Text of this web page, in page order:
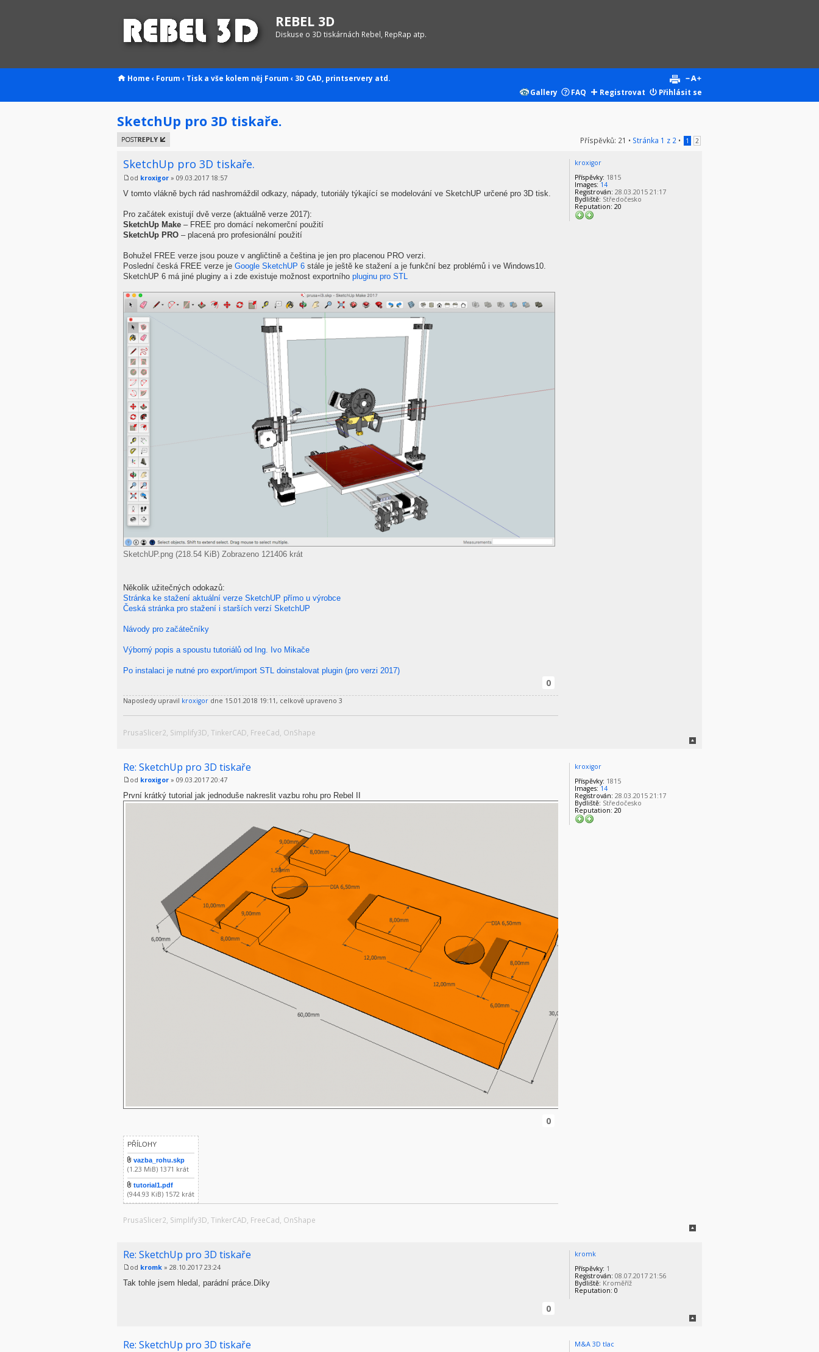
REBEL 3D
Diskuse o 3D tiskárnách Rebel, RepRap atp.
Home ‹ Forum ‹ Tisk a vše kolem něj Forum ‹ 3D CAD, printservery atd.
Gallery
FAQ Registrovat Přihlásit se
SketchUp pro 3D tiskaře.
Odeslat
odpověď
Příspěvků: 21 • Stránka 1 z 2 • 1 2
SketchUp pro 3D tiskaře.
od kroxigor » 09.03.2017 18:57
V tomto vlákně bych rád nashromáždil odkazy, nápady, tutoriály týkající se modelování ve SketchUP určené pro 3D tisk.
Pro začátek existují dvě verze (aktuálně verze 2017):
SketchUp Make – FREE pro domácí nekomerční použití
SketchUp PRO – placená pro profesionální použití
Bohužel FREE verze jsou pouze v angličtině a čeština je jen pro placenou PRO verzi.
Poslední česká FREE verze je Google SketchUP 6 stále je ještě ke stažení a je funkční bez problémů i ve Windows10.
SketchUP 6 má jiné pluginy a i zde existuje možnost exportního pluginu pro STL
SketchUP.png (218.54 KiB) Zobrazeno 121406 krát
Několik užitečných odokazů:
Stránka ke stažení aktuální verze SketchUP přímo u výrobce
Česká stránka pro stažení i starších verzí SketchUP
Návody pro začátečníky
Výborný popis a spoustu tutoriálů od Ing. Ivo Mikače
Po instalaci je nutné pro export/import STL doinstalovat plugin (pro verzi 2017)
0
Naposledy upravil kroxigor dne 15.01.2018 19:11, celkově upraveno 3
PrusaSlicer2, Simplify3D, TinkerCAD, FreeCad, OnShape
kroxigor
Příspěvky: 1815
Images: 14
Registrován: 28.03.2015 21:17
Bydliště: Středočesko
Reputation: 20
Re: SketchUp pro 3D tiskaře
od kroxigor » 09.03.2017 20:47
První krátký tutorial jak jednoduše nakreslit vazbu rohu pro Rebel II
0
PŘÍLOHY
vazba_rohu.skp
(1.23 MiB) 1371 krát
tutorial1.pdf
(944.93 KiB) 1572 krát
PrusaSlicer2, Simplify3D, TinkerCAD, FreeCad, OnShape
kroxigor
Příspěvky: 1815
Images: 14
Registrován: 28.03.2015 21:17
Bydliště: Středočesko
Reputation: 20
Re: SketchUp pro 3D tiskaře
od kromk » 28.10.2017 23:24
Tak tohle jsem hledal, parádní práce.Díky
0
kromk
Příspěvky: 1
Registrován: 08.07.2017 21:56
Bydliště: Kroměříž
Reputation: 0
Re: SketchUp pro 3D tiskaře
M&A 3D tlac